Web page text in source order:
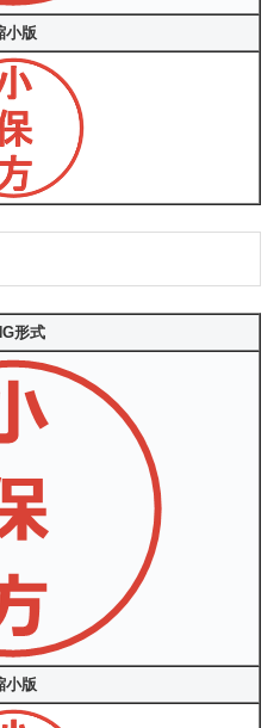
小版
形式
小版